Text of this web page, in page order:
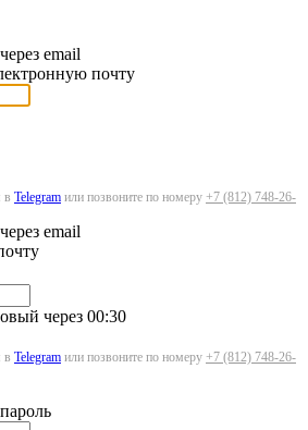
email
почту
в Telegram или позвоните по номеру +7 (812) 748-26-
email
через 00:30
в Telegram или позвоните по номеру +7 (812) 748-26-